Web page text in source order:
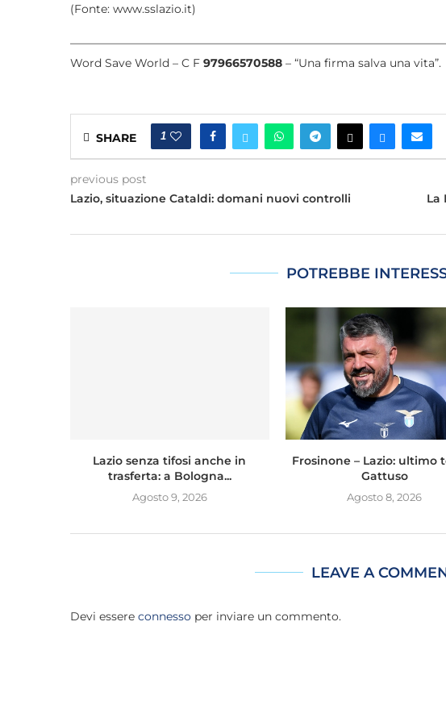
(Fonte: www.sslazio.it)
Word Save World – C F 97966570588 – “Una firma salva una vita”.
SHARE 1
previous post
Lazio, situazione Cataldi: domani nuovi controlli
La
POTREBBE
Lazio senza tifosi anche in
trasferta: a Bologna...
Agosto 9, 2026
Frosinone – Lazio: ultimo
Gattuso
Agosto 8, 2026
LEAVE A
Devi essere connesso per inviare un commento.